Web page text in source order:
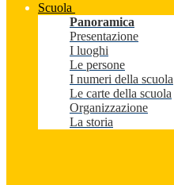
Scuola
Panoramica
Presentazione
I luoghi
Le persone
I numeri della scuola
Le carte della scuola
Organizzazione
La storia